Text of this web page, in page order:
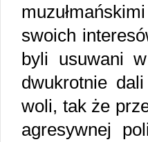
swoich
byli usuwani
dwukrotnie
woli, tak że
agresywnej